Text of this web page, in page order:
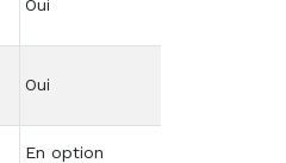
Oui
Oui
En option